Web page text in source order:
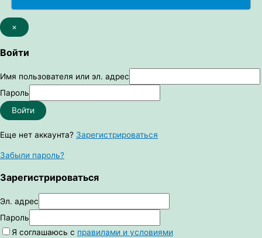
×
Войти
Имя пользователя или эл. адрес
Пароль
Войти
Еще нет аккаунта? Зарегистрироваться
Забыли пароль?
Зарегистрироваться
Эл. адрес
Пароль
Я соглашаюсь с правилами и условиями